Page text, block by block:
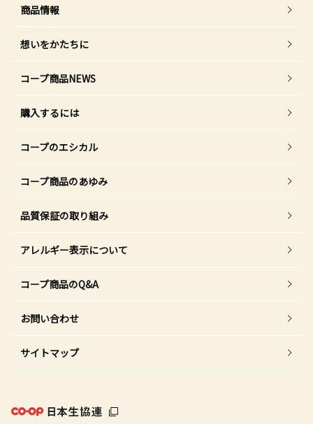
商品情報
想いをかたちに
コープ商品NEWS
購入するには
コープのエシカル
コープ商品のあゆみ
品質保証の取り組み
アレルギー表示について
コープ商品のQ&A
お問い合わせ
サイトマップ